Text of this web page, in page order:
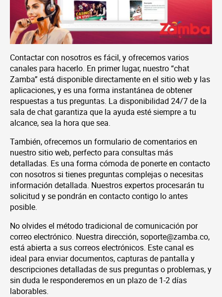
Contactar con nosotros es fácil, y ofrecemos varios
canales para hacerlo. En primer lugar, nuestro “chat
Zamba” está disponible directamente en el sitio web y las
aplicaciones, y es una forma instantánea de obtener
respuestas a tus preguntas. La disponibilidad 24/7 de la
sala de chat garantiza que la ayuda esté siempre a tu
alcance, sea la hora que sea.
También, ofrecemos un formulario de comentarios en
nuestro sitio web, perfecto para consultas más
detalladas. Es una forma cómoda de ponerte en contacto
con nosotros si tienes preguntas complejas o necesitas
información detallada. Nuestros expertos procesarán tu
solicitud y se pondrán en contacto contigo lo antes
posible.
No olvides el método tradicional de comunicación por
correo electrónico. Nuestra dirección,soporte@zamba.co,
está abierta a sus correos electrónicos. Este canal es
ideal para enviar documentos, capturas de pantalla y
descripciones detalladas de sus preguntas o problemas, y
sin duda le responderemos en un plazo de 1-2 días
laborables.